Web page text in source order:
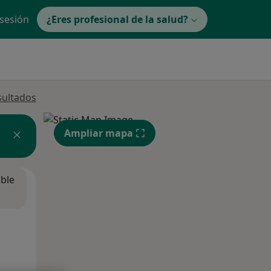
¿Eres profesional de la salud?
Ampliar mapa